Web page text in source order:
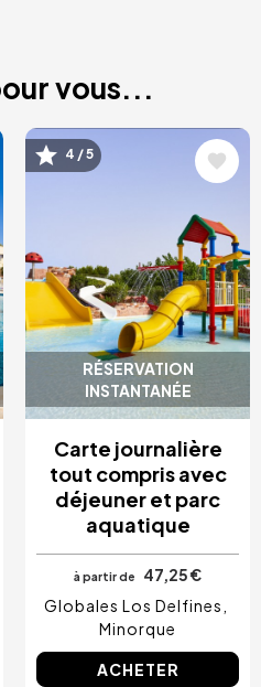
vous...
RÉSERVATION
INSTANTANÉE
Image
4 / 5
Carte journalière
tout compris avec
déjeuner et parc
aquatique
à partir de
47,25 €
Globales Los Delfines
Minorque
ACHETER